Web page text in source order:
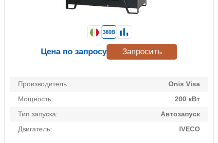
Производитель:
Onis Visa
Мощность:
200 кВт
Тип запуска:
Автозапуск
Двигатель:
IVECO
380В
Цена по запросу Запросить